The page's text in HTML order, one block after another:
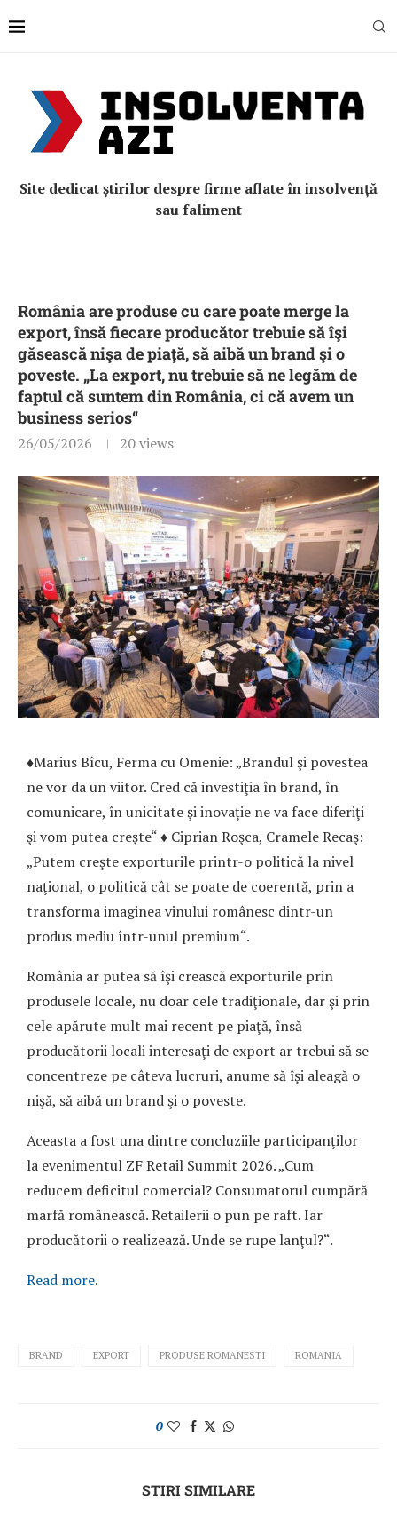
Site dedicat știrilor despre firme aflate în insolvență
sau faliment
România are produse cu care poate merge la
export, însă fiecare producător trebuie să îşi
găsească nişa de piaţă, să aibă un brand şi o
poveste. „La export, nu trebuie să ne legăm de
faptul că suntem din România, ci că avem un
business serios“
26/05/2026 20views
♦Marius Bîcu, Ferma cu Omenie: „Brandul şi povestea
ne vor da un viitor. Cred că investiţia în brand, în
comunicare, în unicitate şi inovaţie ne va face diferiţi
şi vom putea creşte“ ♦ Ciprian Roşca, Cramele Recaş:
„Putem creşte exporturile printr-o politică la nivel
naţional, o politică cât se poate de coerentă, prin a
transforma imaginea vinului românesc dintr-un
produs mediu într-unul premium“.
România ar putea să îşi crească exporturile prin
produsele locale, nu doar cele tradi­ţio­nale, dar şi prin
cele apărute mult mai recent pe piaţă, însă
producătorii locali interesaţi de export ar trebui să se
concentreze pe câteva lucruri, anume să îşi aleagă o
nişă, să aibă un brand şi o poveste.
Aceasta a fost una dintre con­cluziile participanţilor
la eveni­men­tul ZF Retail Summit 2026. „Cum
reducem deficitul comercial? Consu­ma­torul cumpără
marfă românească. Retailerii o pun pe raft. Iar
producă­torii o realizează. Unde se rupe lanţul?“.
Read more.
BRAND EXPORT PRODUSE ROMANESTI ROMANIA
0
STIRI SIMILARE